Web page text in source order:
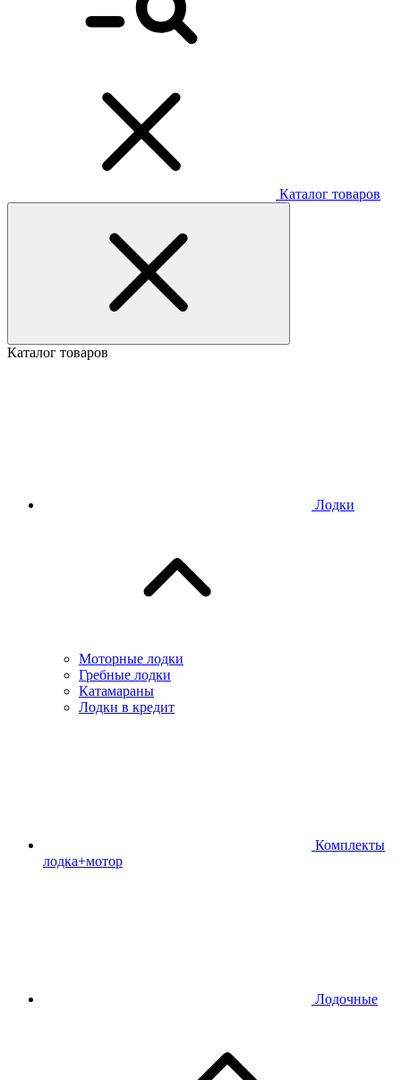
Каталог товаров
Каталог товаров
Лодки
Моторные лодки
Гребные лодки
Катамараны
Лодки в кредит
Комплекты
лодка+мотор
Лодочные